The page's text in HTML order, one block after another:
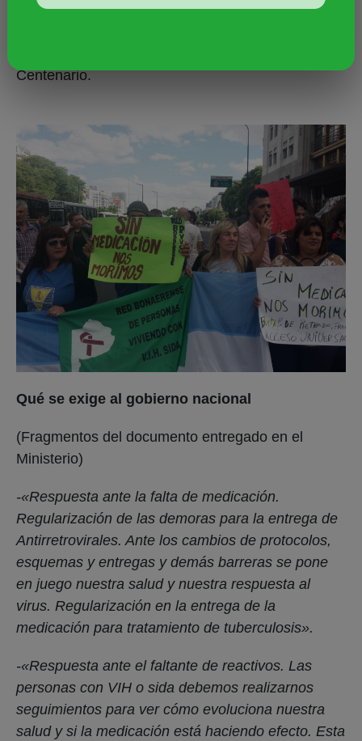
una nueva cita: la próxima convocatoria del Frente
Centenario.
Qué se exige al gobierno nacional
(Fragmentos del documento entregado en el
Ministerio)
-«Respuesta ante la falta de medicación.
Regularización de las demoras para la entrega de
Antirretrovirales. Ante los cambios de protocolos,
esquemas y entregas y demás barreras se pone
en juego nuestra salud y nuestra respuesta al
virus. Regularización en la entrega de la
medicación para tratamiento de tuberculosis».
-«Respuesta ante el faltante de reactivos. Las
personas con VIH o sida debemos realizarnos
seguimientos para ver cómo evoluciona nuestra
salud y si la medicación está haciendo efecto. Esta